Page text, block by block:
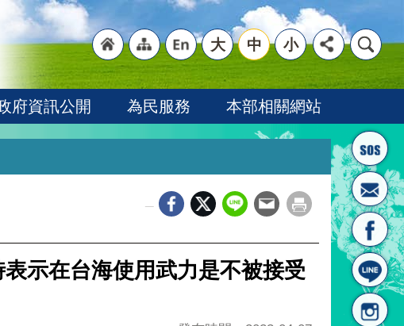
首頁
"網
站導
"英
文語
大 中 小
府資訊公開 為民服務 本部相關網站
示在台海使用武力是不被接受